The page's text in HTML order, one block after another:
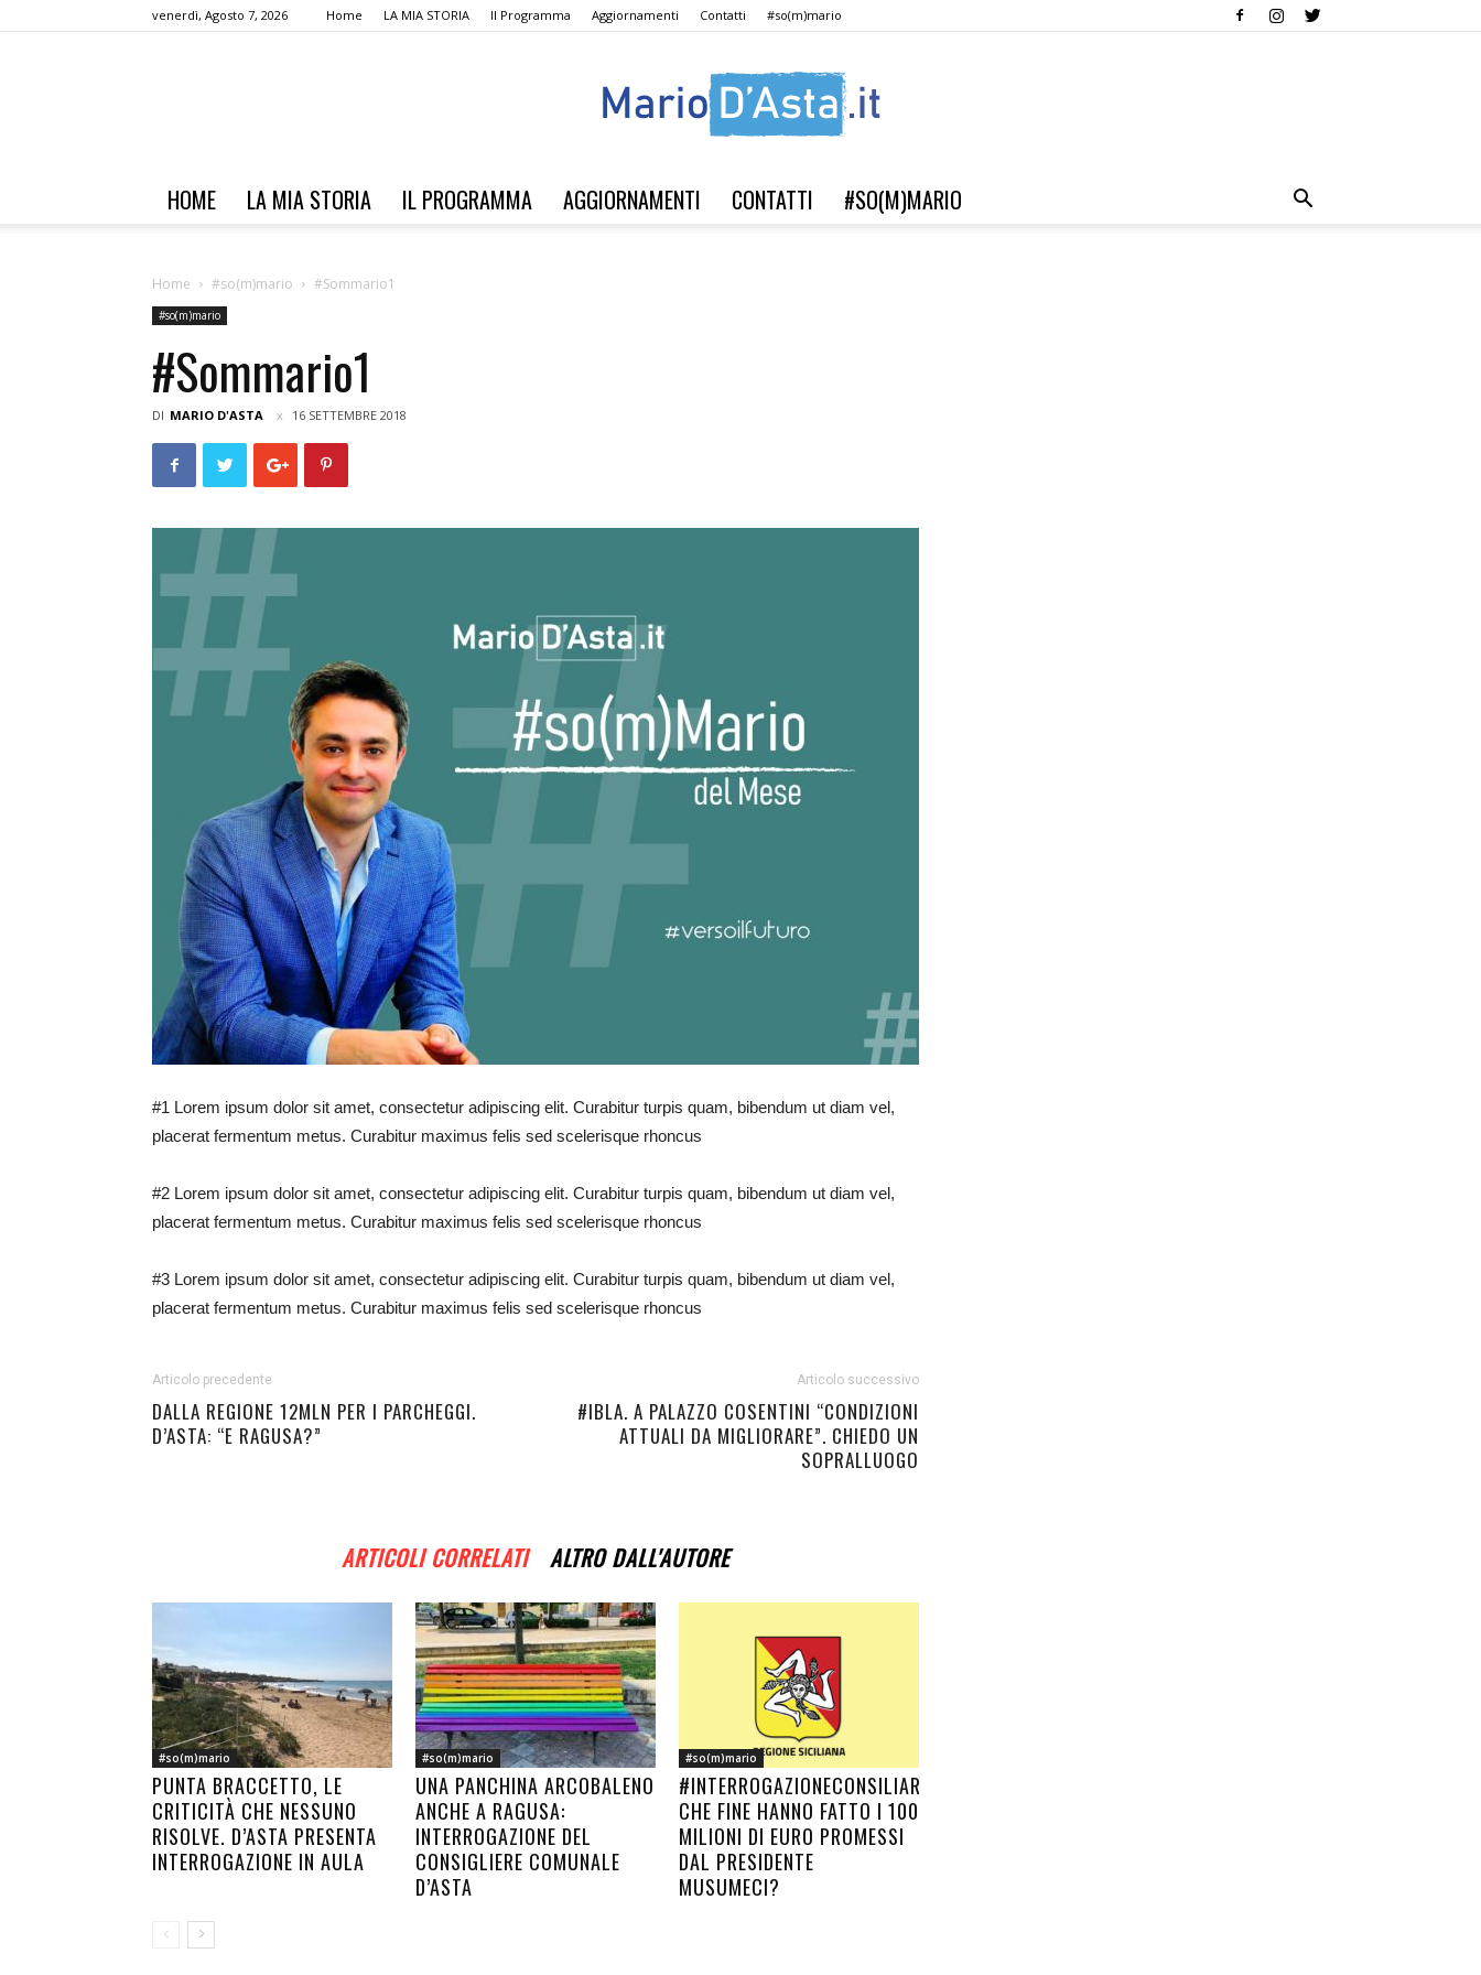
venerdì, Agosto 7, 2026 Home LA MIA STORIA Il Programma Aggiornamenti Contatti #so(m)mario
HOME LA MIA STORIA IL PROGRAMMA AGGIORNAMENTI CONTATTI #SO(M)MARIO
Home #so(m)mario #Sommario1
#so(m)mario
#Sommario1
DI MARIO D'ASTA 16 SETTEMBRE 2018
#1 Lorem ipsum dolor sit amet, consectetur adipiscing elit. Curabitur turpis quam, bibendum ut diam vel,
placerat fermentum metus. Curabitur maximus felis sed scelerisque rhoncus
#2 Lorem ipsum dolor sit amet, consectetur adipiscing elit. Curabitur turpis quam, bibendum ut diam vel,
placerat fermentum metus. Curabitur maximus felis sed scelerisque rhoncus
#3 Lorem ipsum dolor sit amet, consectetur adipiscing elit. Curabitur turpis quam, bibendum ut diam vel,
placerat fermentum metus. Curabitur maximus felis sed scelerisque rhoncus
Articolo precedente
DALLA REGIONE 12MLN PER I PARCHEGGI.
D’ASTA: “E RAGUSA?”
Articolo successivo
#IBLA. A PALAZZO COSENTINI “CONDIZIONI
ATTUALI DA MIGLIORARE”. CHIEDO UN
SOPRALLUOGO
ARTICOLI CORRELATI ALTRO DALL'AUTORE
#so(m)mario
PUNTA BRACCETTO, LE
CRITICITÀ CHE NESSUNO
RISOLVE. D’ASTA PRESENTA
INTERROGAZIONE IN AULA
#so(m)mario
UNA PANCHINA ARCOBALENO
ANCHE A RAGUSA:
INTERROGAZIONE DEL
CONSIGLIERE COMUNALE
D’ASTA
#so(m)mario
#INTERROGAZIONECONSILIARE.
CHE FINE HANNO FATTO I 100
MILIONI DI EURO PROMESSI
DAL PRESIDENTE
MUSUMECI?